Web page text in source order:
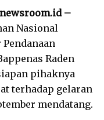
–
Nasional
Raden
pihaknya
terhadap gelaran
mendatang.